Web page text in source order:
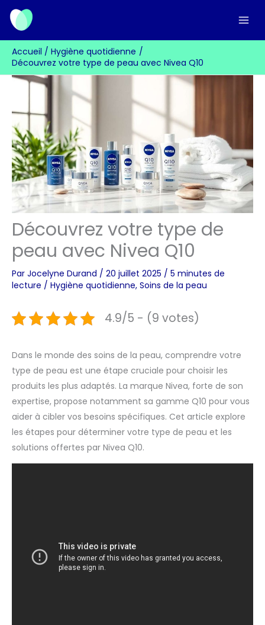
Aller
contenu
Accueil
Hygiène quotidienne
Découvrez votre type de peau avec Nivea Q10
Découvrez votre type de
peau avec Nivea Q10
Par Jocelyne Durand / 20 juillet 2025 / 5 minutes de
lecture / Hygiène quotidienne, Soins de la peau
4.9/5 - (9 votes)
Dans le monde des soins de la peau, comprendre votre
type de peau est une étape cruciale pour choisir les
produits les plus adaptés. La marque Nivea, forte de son
expertise, propose notamment sa gamme Q10 pour vous
aider à cibler vos besoins spécifiques. Cet article explore
les étapes pour déterminer votre type de peau et les
solutions offertes par Nivea Q10.